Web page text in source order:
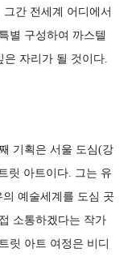
그간 전세계 어디에서
별 구성하여 까스텔
은 자리가 될 것이다.
기획은 서울 도심(강
릿 아트이다. 그는 유
예술세계를 도심 곳
소통하겠다는 작가
릿 아트 여정은 비디